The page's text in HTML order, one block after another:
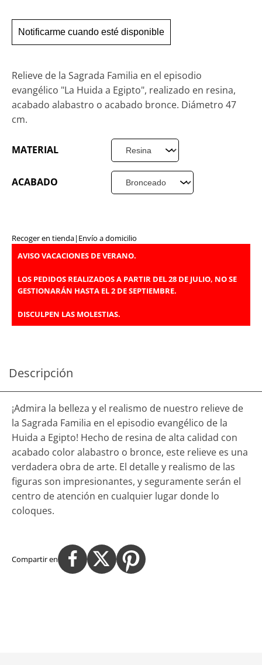
Notificarme cuando esté disponible
Relieve de la Sagrada Familia en el episodio
evangélico "La Huida a Egipto", realizado en resina,
acabado alabastro o acabado bronce. Diámetro 47
cm.
MATERIAL
ACABADO
Recoger en tienda| Envío a domicilio
AVISO VACACIONES DE VERANO.
LOS PEDIDOS REALIZADOS A PARTIR DEL 28 DE JULIO, NO SE
GESTIONARÁN HASTA EL 2 DE SEPTIEMBRE.
DISCULPEN LAS MOLESTIAS.
Descripción
¡Admira la belleza y el realismo de nuestro relieve de
la Sagrada Familia en el episodio evangélico de la
Huida a Egipto! Hecho de resina de alta calidad con
acabado color alabastro o bronce, este relieve es una
verdadera obra de arte. El detalle y realismo de las
figuras son impresionantes, y seguramente serán el
centro de atención en cualquier lugar donde lo
coloques.
Compartir en